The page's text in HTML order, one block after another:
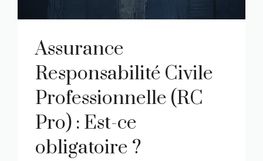
Assurance
Responsabilité Civile
Professionnelle (RC
Pro) : Est-ce
obligatoire ?